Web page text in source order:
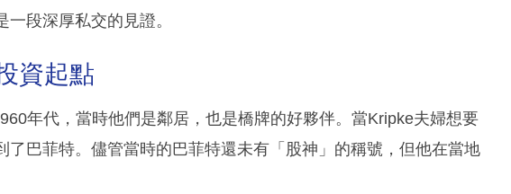
段深厚私交的見證。
資起點
年代，當時他們是鄰居，也是橋牌的好夥伴。當Kripke夫婦想要
了巴菲特。儘管當時的巴菲特還未有「股神」的稱號，但他在當地